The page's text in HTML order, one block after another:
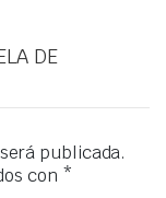
DE
publicada.
con *